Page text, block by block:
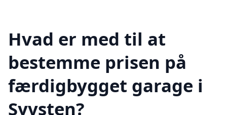
Hvad er med til at
bestemme prisen på
færdigbygget garage i
Syvsten?